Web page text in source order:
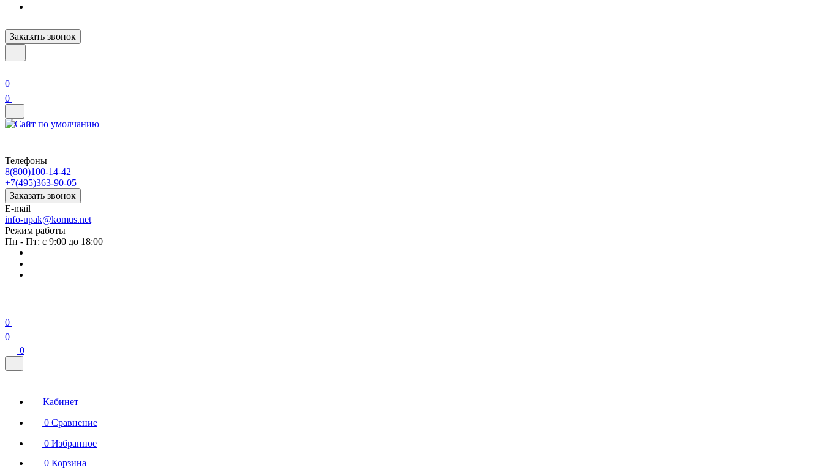
Заказать звонок
0
0
Телефоны
8(800)100-14-42
+7(495)363-90-05
Заказать звонок
E-mail
info-upak@komus.net
Режим работы
Пн - Пт: с 9:00 до 18:00
0
0
0
Кабинет
0 Сравнение
0 Избранное
0 Корзина